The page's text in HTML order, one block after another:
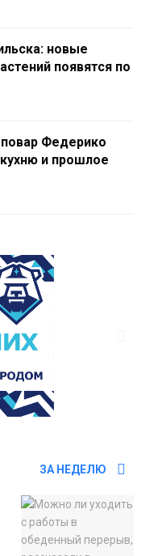
новые
появятся по
Федерико
и прошлое
взять золото в
частично закроют
«Башни»
«Самолёт в
ЗА НЕДЕЛЮ